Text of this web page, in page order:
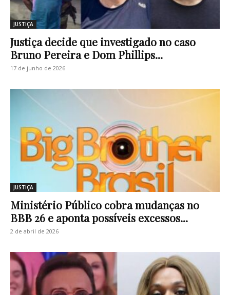
JUSTIÇA
Justiça decide que investigado no caso
Bruno Pereira e Dom Phillips...
17 de junho de 2026
JUSTIÇA
Ministério Público cobra mudanças no
BBB 26 e aponta possíveis excessos...
2 de abril de 2026